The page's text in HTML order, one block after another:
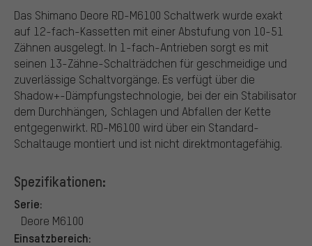
Das Shimano Deore RD-M6100 Schaltwerk wurde exakt
auf 12-fach-Kassetten mit einer Abstufung von 10-51
Zähnen ausgelegt. In 1-fach-Antrieben sorgt es mit
seinen 13-Zähne-Schalträdchen für geschmeidige und
zuverlässige Schaltvorgänge. Es verfügt über die
Shadow+-Dämpfungstechnologie, bei der ein Stabilisator
dem Durchhängen, Schlagen und Abfallen der Kette
entgegenwirkt. RD-M6100 wird über ein Standard-
Schaltauge montiert und ist nicht direktmontagefähig.
Spezifikationen:
Serie:
Deore M6100
Einsatzbereich: